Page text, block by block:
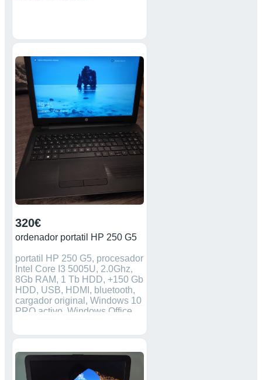
320€
ordenador portatil HP 250 G5
portatil HP 250 G5, procesador
Intel Core I3 5005U, 2.0Ghz,
8Gb RAM, 1 Tb HDD, +150 Gb
HDD, USB, HDMI, bluetooth,
cargador original, Windows 10
PRO activo, Windows Office
maletín para portátil incluido